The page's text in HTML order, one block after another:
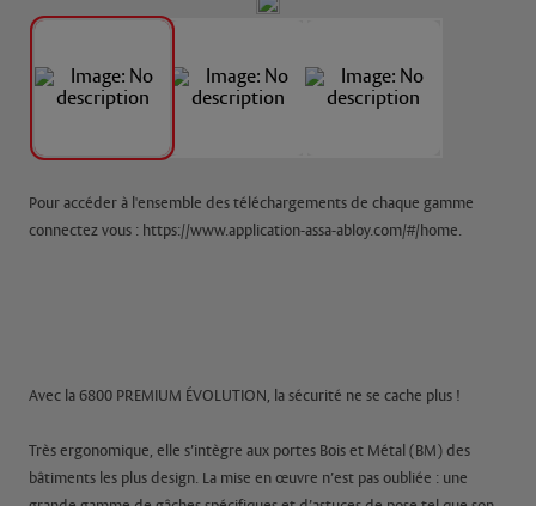
Pour accéder à l'ensemble des téléchargements de chaque gamme
connectez vous : https://www.application-assa-abloy.com/#/home.
Avec la 6800 PREMIUM ÉVOLUTION, la sécurité ne se cache plus !
Très ergonomique, elle s’intègre aux portes Bois et Métal (BM) des
bâtiments les plus design. La mise en œuvre n’est pas oubliée : une